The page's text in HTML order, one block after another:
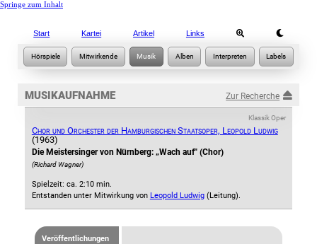
Springe zum Inhalt
Start Kartei Artikel Links
MUSIKAUFNAHME Zur Recherche
Klassik Oper
Chor und Orchester der Hamburgischen Staatsoper, Leopold Ludwig
(1963)
Die Meistersinger von Nürnberg: „Wach auf" (Chor)
(Richard Wagner)
Spielzeit: ca. 2:10 min.
Entstanden unter Mitwirkung von Leopold Ludwig(Leitung).
Veröffentlichungen